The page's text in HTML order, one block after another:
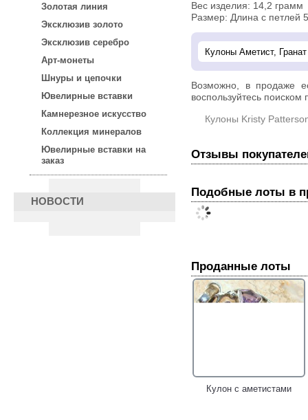
Золотая линия
Эксклюзив золото
Эксклюзив серебро
Арт-монеты
Шнуры и цепочки
Ювелирные вставки
Камнерезное искусство
Коллекция минералов
Ювелирные вставки на
заказ
НОВОСТИ
Вес изделия: 14,2 грамм
Размер: Длина с петлей
Возможно, в продаже
воспользуйтесь поиском
Кулоны Kristy
Отзывы
Подобные лоты в
Проданные лоты
Кулон с аметистами